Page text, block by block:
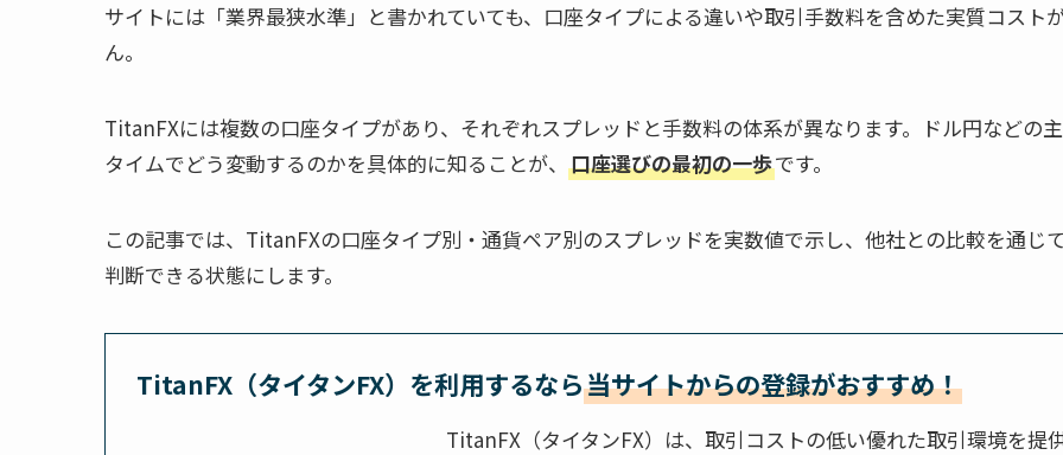
サイトには「業界最狭水準」と書かれていても、口座タイプによる違いや取引手数料を含めた実質コス
ん。
TitanFXには複数の口座タイプがあり、それぞれスプレッドと手数料の体系が異なります。ドル円などの
タイムでどう変動するのかを具体的に知ることが、 口座選びの最初の一歩です。
この記事では、TitanFXの口座タイプ別・通貨ペア別のスプレッドを実数値で示し、他社との比較を通じ
判断できる状態にします。
TitanFX（タイタンFX）を利用するなら当サイトからの登録がおすすめ！
TitanFX（タイタンFX）は、取引コストの低い優れた取引環境を提